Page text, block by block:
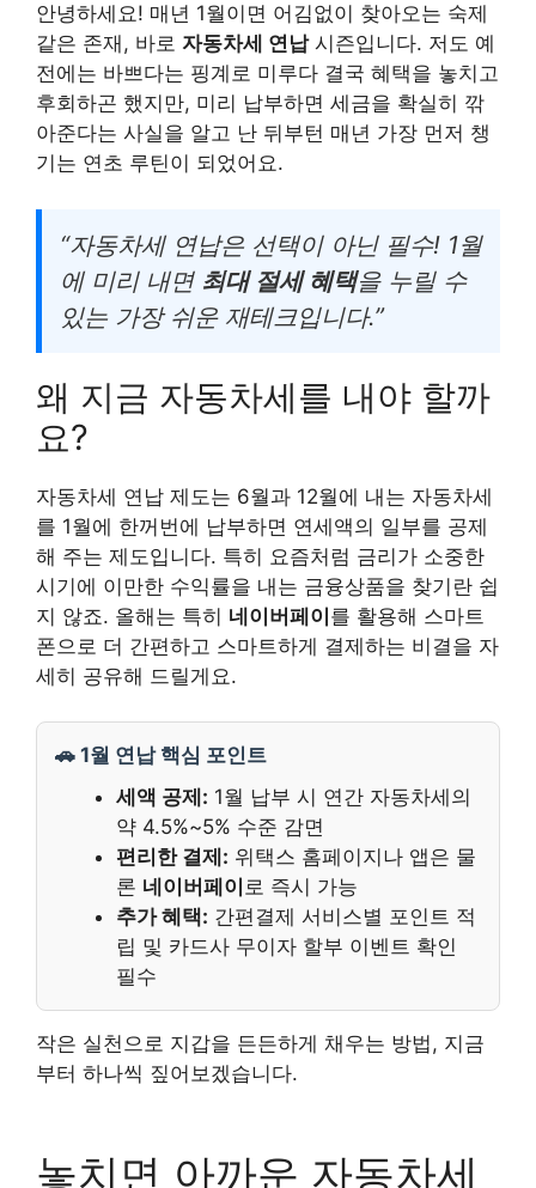
안녕하세요! 매년 1월이면 어김없이 찾아오는 숙제
같은 존재, 바로 자동차세 연납시즌입니다. 저도 예
전에는 바쁘다는 핑계로 미루다 결국 혜택을 놓치고
후회하곤 했지만, 미리 납부하면 세금을 확실히 깎
아준다는 사실을 알고 난 뒤부턴 매년 가장 먼저 챙
기는 연초 루틴이 되었어요.
“자동차세 연납은 선택이 아닌 필수! 1월
에 미리 내면 최대 절세 혜택을 누릴 수
있는 가장 쉬운 재테크입니다.”
왜 지금 자동차세를 내야 할까
요?
자동차세 연납 제도는 6월과 12월에 내는 자동차세
를 1월에 한꺼번에 납부하면 연세액의 일부를 공제
해 주는 제도입니다. 특히 요즘처럼 금리가 소중한
시기에 이만한 수익률을 내는 금융상품을 찾기란 쉽
지 않죠. 올해는 특히 네이버페이를 활용해 스마트
폰으로 더 간편하고 스마트하게 결제하는 비결을 자
세히 공유해 드릴게요.
🚗 1월 연납 핵심 포인트
세액 공제: 1월 납부 시 연간 자동차세의
약 4.5%~5% 수준 감면
편리한 결제: 위택스 홈페이지나 앱은 물
론 네이버페이 로 즉시 가능
추가 혜택: 간편결제 서비스별 포인트 적
립 및 카드사 무이자 할부 이벤트 확인
필수
작은 실천으로 지갑을 든든하게 채우는 방법, 지금
부터 하나씩 짚어보겠습니다.
놓치면 아까운 자동차세